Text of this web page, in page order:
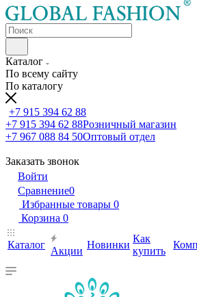
Каталог
По всему сайту
По каталогу
+7 915 394 62 88
+7 915 394 62 88Розничный магазин
+7 967 088 84 50Оптовый отдел
Заказать звонок
Войти
Сравнение0
Избранные товары 0
Корзина 0
Каталог
Акции
Новинки
Как
купить